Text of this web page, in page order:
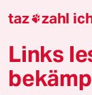
Downloads für
© 2026 taz
taz zahl
Links